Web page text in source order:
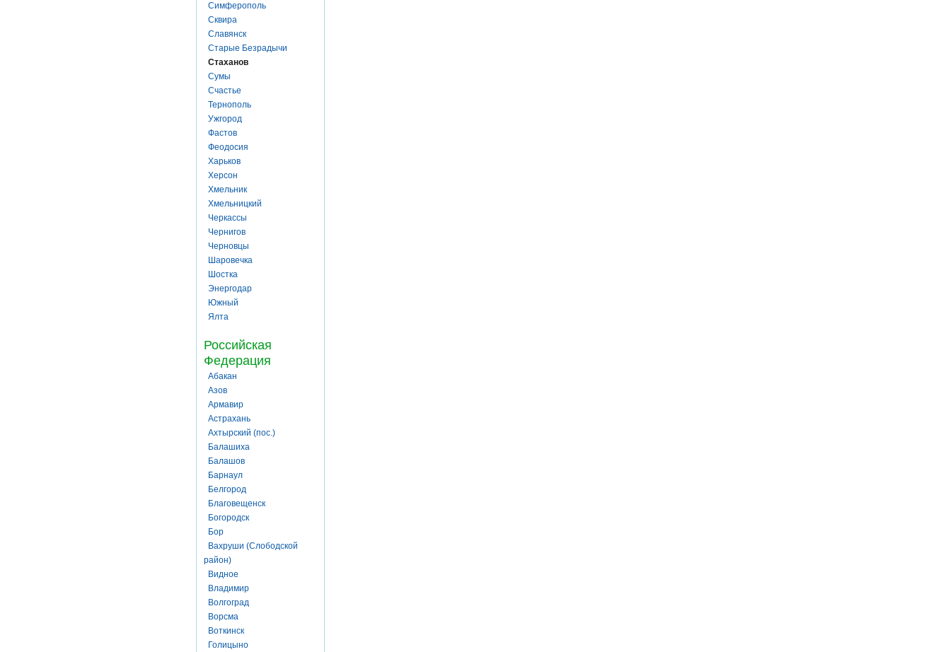
Симферополь
Сквира
Славянск
Старые Безрадычи
Стаханов
Сумы
Счастье
Тернополь
Ужгород
Фастов
Феодосия
Харьков
Херсон
Хмельник
Хмельницкий
Черкассы
Чернигов
Черновцы
Шаровечка
Шостка
Энергодар
Южный
Ялта
Российская
Федерация
Абакан
Азов
Армавир
Астрахань
Ахтырский (пос.)
Балашиха
Балашов
Барнаул
Белгород
Благовещенск
Богородск
Бор
Вахруши (Слободской
район)
Видное
Владимир
Волгоград
Ворсма
Воткинск
Голицыно